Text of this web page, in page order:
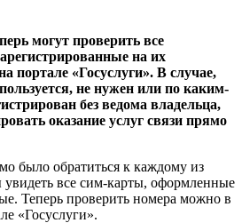
могут проверить все
на их
портале «Госуслуги». В случае,
не нужен или по каким-
без ведома владельца,
оказание услуг связи прямо
было обратиться к каждому из
увидеть все сим-карты, оформленные
Теперь проверить номера можно в
«Госуслуги».